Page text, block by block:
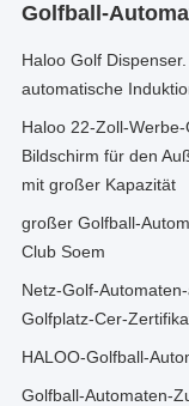
Golfball-
Haloo Golf
automatische
Haloo 22-Zoll-
Bildschirm für den
mit großer Kapazität
großer Golfball-
Club Soem
Netz-Golf-
Golfplatz-Cer-
HALOO-Golfball-
Golfball-Automaten-